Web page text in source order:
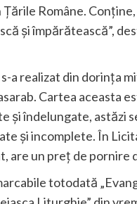
Țările Române.
și împărătească”,
a realizat din dorința
Cartea aceasta
și îndelungate, astăzi
și incomplete. În
are un preț de pornire
totodată